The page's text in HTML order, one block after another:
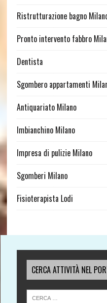
Ristrutturazione bagno
Pronto intervento fabbro
Dentista
Sgombero appartamenti
Antiquariato Milano
Imbianchino Milano
Impresa di pulizie Milano
Sgomberi Milano
Fisioterapista Lodi
CERCA ATTIVITÀ NEL